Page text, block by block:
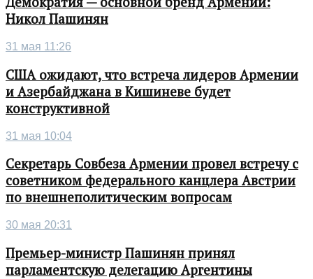
Никол Пашинян
31 мая 11:26
США ожидают, что встреча лидеров Армении
и Азербайджана в Кишиневе будет
конструктивной
31 мая 10:04
Секретарь Совбеза Армении провел встречу с
советником федерального канцлера Австрии
по внешнеполитическим вопросам
30 мая 20:31
Премьер-министр Пашинян принял
парламентскую делегацию Аргентины